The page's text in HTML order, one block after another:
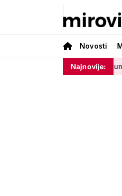
Novosti
Najnovije:
upozorava umirovljenike: